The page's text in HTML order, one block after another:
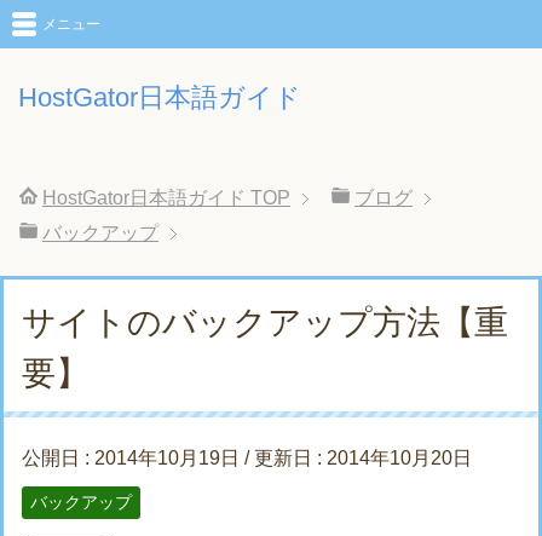
HostGator日本語ガイド
メニュー
HostGator日本語ガイド TOP
ブログ
バックアップ
サイトのバックアップ方法【重
要】
公開日 : 2014年10月19日 / 更新日 : 2014年10月20日
バックアップ